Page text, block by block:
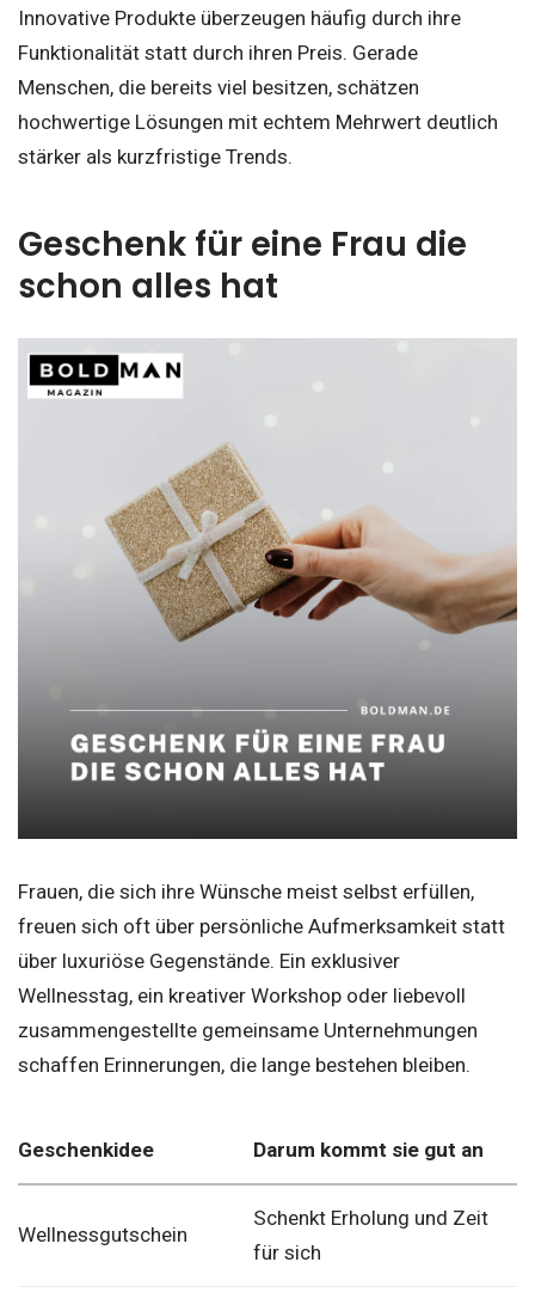
Innovative Produkte überzeugen häufig durch ihre
Funktionalität statt durch ihren Preis. Gerade
Menschen, die bereits viel besitzen, schätzen
hochwertige Lösungen mit echtem Mehrwert deutlich
stärker als kurzfristige Trends.
Geschenk für eine Frau die
schon alles hat
Frauen, die sich ihre Wünsche meist selbst erfüllen,
freuen sich oft über persönliche Aufmerksamkeit statt
über luxuriöse Gegenstände. Ein exklusiver
Wellnesstag, ein kreativer Workshop oder liebevoll
zusammengestellte gemeinsame Unternehmungen
schaffen Erinnerungen, die lange bestehen bleiben.
Geschenkidee Darum kommt sie gut an
Wellnessgutschein
Schenkt Erholung und Zeit
für sich